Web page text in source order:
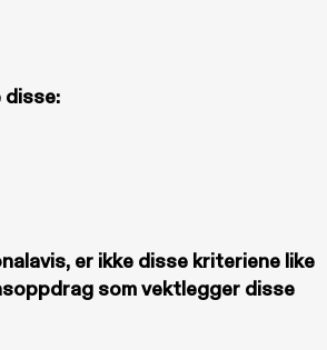
disse:
er ikke disse kriteriene like
som vektlegger disse